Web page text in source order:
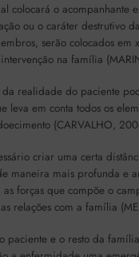
colocará o acompanhante
ou o caráter destrutivo
serão colocados em
na família
da realidade do paciente
leva em conta todos os
(CARVALHO,
criar uma certa
maneira mais profunda e
as forças que compõe o
relações com a família
paciente e o resto da